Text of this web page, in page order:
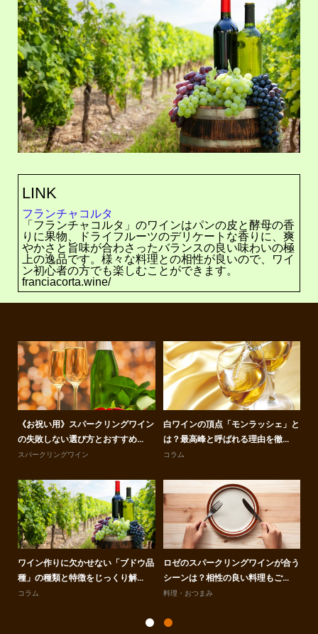
LINK
フランチャコルタ
「フランチャコルタ」のワインはパンの皮と酵母の香
りに果物、ドライフルーツのデリケートな香りに、爽
やかさと旨味が合わさったバランスの良い味わいの極
上の逸品です。様々な料理との相性が良いので、ワイ
ン初心者の方でも楽しむことができます。
franciacorta.wine/
《お祝い用》スパークリングワイン
の失敗しない選び方とおすすめ...
スパークリングワイン
白ワインの頂点「モンラッシェ」と
は？最高峰と呼ばれる理由を徹...
コラム
ワイン作りに欠かせない「ブドウ品
種」の種類と特徴をじっくり解...
コラム
ロゼのスパークリングワインが合う
シーンは？相性の良い料理もご...
料理・おつまみ